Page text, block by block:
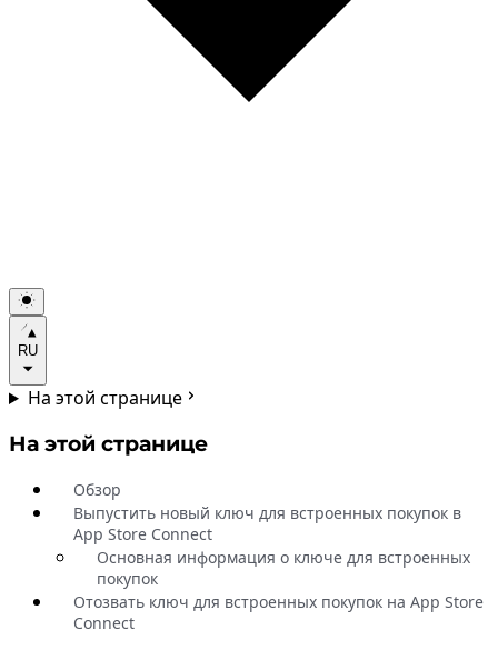
RU
На этой странице
На этой странице
Обзор
Выпустить новый ключ для встроенных покупок в
App Store Connect
Основная информация о ключе для встроенных
покупок
Отозвать ключ для встроенных покупок на App Store
Connect